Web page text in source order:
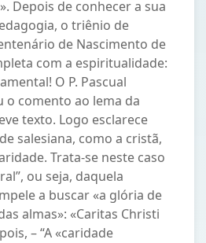
Depois de conhecer a sua
o triênio de
de Nascimento de
com a espiritualidade:
O P. Pascual
o comento ao lema da
texto. Logo esclarece
salesiana, como a cristã,
Trata-se neste caso
ou seja, daquela
a buscar «a glória de
almas»: «Caritas Christi
– “A «caridade